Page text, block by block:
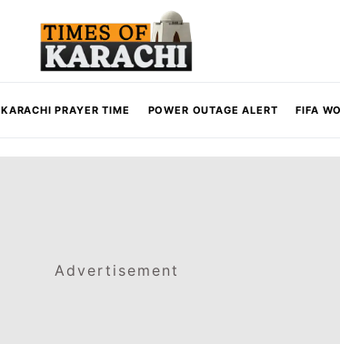
KARACHI PRAYER TIME POWER OUTAGE ALERT FIFA
Advertisement